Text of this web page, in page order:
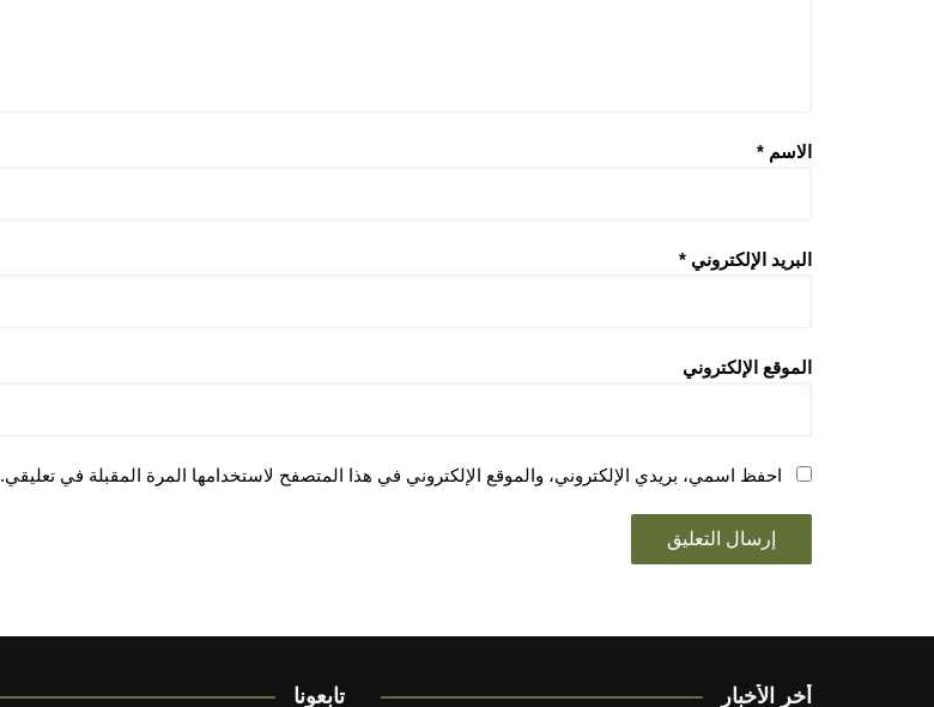
الاسم *
البريد الإلكتروني *
الموقع الإلكتروني
احفظ اسمي، بريدي الإلكتروني، والموقع الإلكتروني في هذا المتصفح لاستخدامها المرة المقبلة في تعليقي.
أخر الأخبار تابعونا